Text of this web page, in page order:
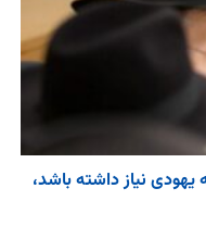
نیاز داشته باشد،